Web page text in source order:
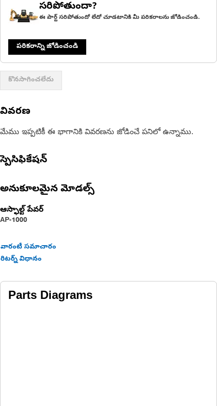
సరిపోతుందా?
ఈ పార్ట్ సరిపోతుందో లేదో చూడటానికి మీ పరికరాలను జోడించండి.
పరికరాన్ని జోడించండి
కొనసాగించలేదు
వివరణ
మేము ఇప్పటికీ ఈ భాగానికి వివరణను జోడించే పనిలో ఉన్నాము.
స్పెసిఫికేషన్
అనుకూలమైన మోడల్స్
ఆస్ఫాల్ట్ పేవర్
AP-1000
వారంటీ సమాచారం
రిటర్న్ విధానం
Parts Diagrams